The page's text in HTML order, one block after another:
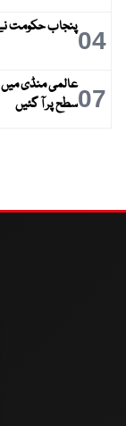
04پنجاب حکومت
07عالمی منڈی میں
سطح پر آ گئیں